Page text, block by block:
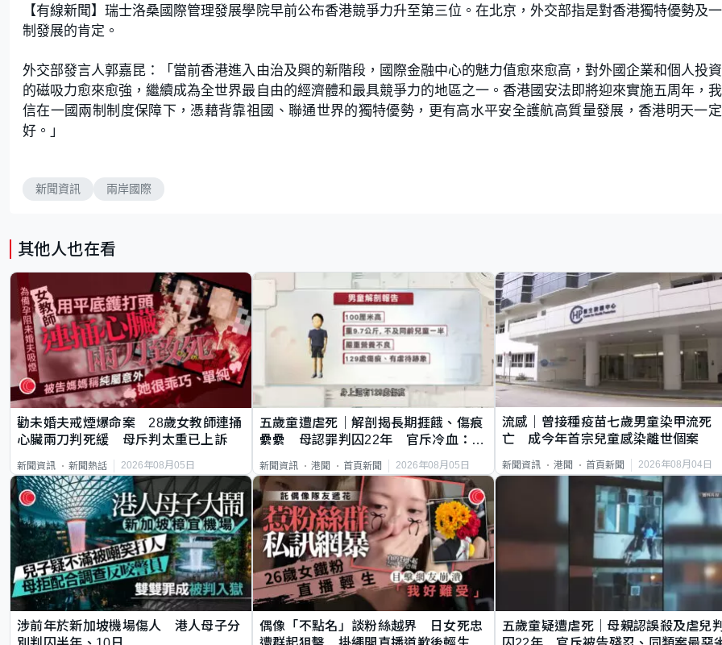
【有線新聞】瑞士洛桑國際管理發展學院早前公布香港競爭力升至第三位。在北京，外交部指是對香港獨特優勢及
制發展的肯定。
外交部發言人郭嘉昆：「當前香港進入由治及興的新階段，國際金融中心的魅力值愈來愈高，對外國企業和個人投
的磁吸力愈來愈強，繼續成為全世界最自由的經濟體和最具競爭力的地區之一。香港國安法即將迎來實施五周年，
信在一國兩制制度保障下，憑藉背靠祖國、聯通世界的獨特優勢，更有高水平安全護航高質量發展，香港明天一
好。」
新聞資訊 兩岸國際
其他人也在看
勸未婚夫戒煙爆命案 28歲女教師連捅
心臟兩刀判死緩 母斥判太重已上訴
新聞資訊 新聞熱話 2026年08月05日
五歲童遭虐死｜解剖揭長期捱餓、傷痕
纍纍 母認罪判囚22年 官斥冷血：同
新聞資訊 港聞 首頁新聞 2026年08月05日
流感｜曾接種疫苗七歲男童染甲流死
亡 成今年首宗兒童感染離世個案
新聞資訊 港聞 首頁新聞 2026年08月04日
涉前年於新加坡機場傷人 港人母子分
偶像「不點名」談粉絲越界 日女死忠
五歲童疑遭虐死｜母親認誤殺及虐兒